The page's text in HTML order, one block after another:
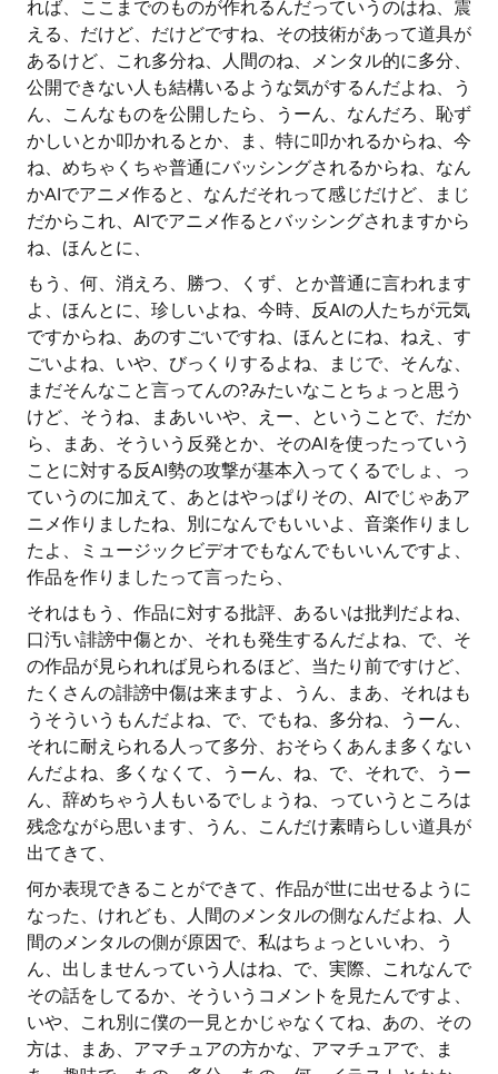
れば、ここまでのものが作れるんだっていうのはね、震
える、だけど、だけどですね、その技術があって道具が
あるけど、これ多分ね、人間のね、メンタル的に多分、
公開できない人も結構いるような気がするんだよね、う
ん、こんなものを公開したら、うーん、なんだろ、恥ず
かしいとか叩かれるとか、ま、特に叩かれるからね、今
ね、めちゃくちゃ普通にバッシングされるからね、なん
かAIでアニメ作ると、なんだそれって感じだけど、まじ
だからこれ、AIでアニメ作るとバッシングされますから
ね、ほんとに、
もう、何、消えろ、勝つ、くず、とか普通に言われます
よ、ほんとに、珍しいよね、今時、反AIの人たちが元気
ですからね、あのすごいですね、ほんとにね、ねえ、す
ごいよね、いや、びっくりするよね、まじで、そんな、
まだそんなこと言ってんの?みたいなことちょっと思う
けど、そうね、まあいいや、えー、ということで、だか
ら、まあ、そういう反発とか、そのAIを使ったっていう
ことに対する反AI勢の攻撃が基本入ってくるでしょ、っ
ていうのに加えて、あとはやっぱりその、AIでじゃあア
ニメ作りましたね、別になんでもいいよ、音楽作りまし
たよ、ミュージックビデオでもなんでもいいんですよ、
作品を作りましたって言ったら、
それはもう、作品に対する批評、あるいは批判だよね、
口汚い誹謗中傷とか、それも発生するんだよね、で、そ
の作品が見られれば見られるほど、当たり前ですけど、
たくさんの誹謗中傷は来ますよ、うん、まあ、それはも
うそういうもんだよね、で、でもね、多分ね、うーん、
それに耐えられる人って多分、おそらくあんま多くない
んだよね、多くなくて、うーん、ね、で、それで、うー
ん、辞めちゃう人もいるでしょうね、っていうところは
残念ながら思います、うん、こんだけ素晴らしい道具が
出てきて、
何か表現できることができて、作品が世に出せるように
なった、けれども、人間のメンタルの側なんだよね、人
間のメンタルの側が原因で、私はちょっといいわ、う
ん、出しませんっていう人はね、で、実際、これなんで
その話をしてるか、そういうコメントを見たんですよ、
いや、これ別に僕の一見とかじゃなくてね、あの、その
方は、まあ、アマチュアの方かな、アマチュアで、ま